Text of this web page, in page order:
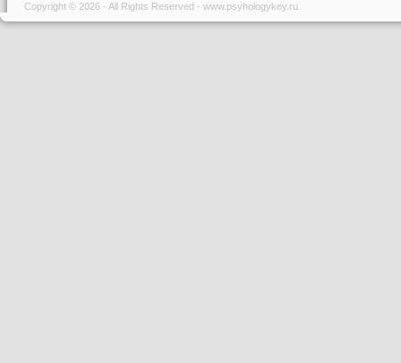
Copyright © 2026 - All Rights Reserved - www.psyhologykey.ru